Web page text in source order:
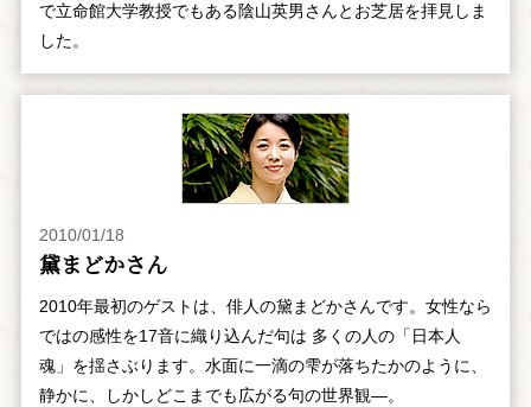
で立命館大学教授でもある陰山英男さんとお芝居を拝見しま
した。
2010/01/18
黛まどかさん
2010年最初のゲストは、俳人の黛まどかさんです。女性なら
ではの感性を17音に織り込んだ句は 多くの人の「日本人
魂」を揺さぶります。水面に一滴の雫が落ちたかのように、
静かに、しかしどこまでも広がる句の世界観―。